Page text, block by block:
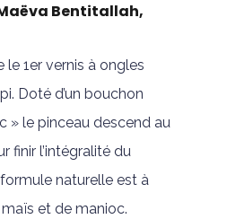
Bentitallah,
le 1er vernis à ongles
Doté d’un bouchon
» le pinceau descend au
finir l’intégralité du
naturelle est à
et de manioc.